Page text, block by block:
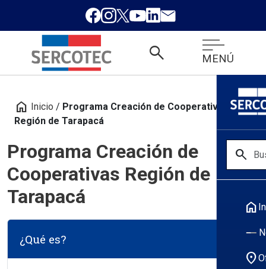
search MENÚ
search
home
location_on
home Inicio / Programa Creación de Cooperativas
Región de Tarapacá
Programa Creación de
Cooperativas Región de
Tarapacá
¿Qué es?